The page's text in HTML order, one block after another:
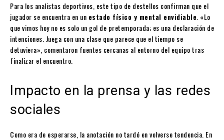
Para los analistas deportivos, este tipo de destellos confirman que el
jugador se encuentra en un estado físico y mental envidiable . «Lo
que vimos hoy no es solo un gol de pretemporada; es una declaración de
intenciones. Juega con una clase que parece que el tiempo se
detuviera», comentaron fuentes cercanas al entorno del equipo tras
finalizar el encuentro.
Impacto en la prensa y las redes
sociales
Como era de esperarse, la anotación no tardó en volverse tendencia. En